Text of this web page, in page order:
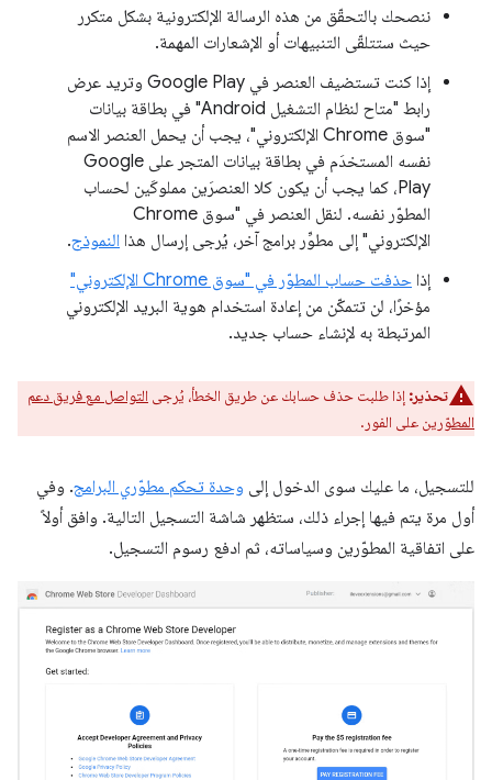
ننصحك بالتحقّق من هذه الرسالة الإلكترونية بشكل متكرر
حيث ستتلقّى التنبيهات أو الإشعارات المهمة.
إذا كنت تستضيف العنصر في Google Play وتريد عرض
رابط "متاح لنظام التشغيل Android" في بطاقة بيانات
"سوق Chrome الإلكتروني"، يجب أن يحمل العنصر الاسم
نفسه المستخدَم في بطاقة بيانات المتجر على Google
Play، كما يجب أن يكون كلا العنصرَين مملوكَين لحساب
المطوّر نفسه. لنقل العنصر في "سوق Chrome
الإلكتروني" إلى مطوِّر برامج آخر، يُرجى إرسال هذا النموذج.
إذا حذفت حساب المطوّر في "سوق Chrome الإلكتروني"
مؤخرًا، لن تتمكّن من إعادة استخدام هوية البريد الإلكتروني
المرتبطة به لإنشاء حساب جديد.
تحذير: إذا طلبت حذف حسابك عن طريق الخطأ، يُرجى التواصل مع فريق دعم
المطوّرين على الفور.
للتسجيل، ما عليك سوى الدخول إلى وحدة تحكم مطوّري البرامج. وفي
أول مرة يتم فيها إجراء ذلك، ستظهر شاشة التسجيل التالية. وافق أولاً
على اتفاقية المطوّرين وسياساته، ثم ادفع رسوم التسجيل.